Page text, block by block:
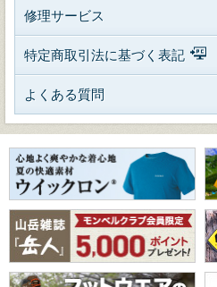
修理サービス
特定商取引法に基づく表記
よくある質問